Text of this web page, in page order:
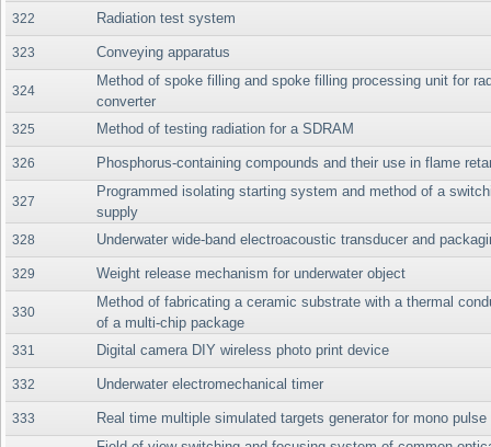
322 Radiation test system
323 Conveying apparatus
324
Method of spoke filling and spoke filling processing unit for
converter
325 Method of testing radiation for a SDRAM
326 Phosphorus-containing compounds and their use in flame
327
Programmed isolating starting system and method of a
supply
328 Underwater wide-band electroacoustic transducer and
329 Weight release mechanism for underwater object
330
Method of fabricating a ceramic substrate with a thermal
of a multi-chip package
331 Digital camera DIY wireless photo print device
332 Underwater electromechanical timer
333 Real time multiple simulated targets generator for mono pulse